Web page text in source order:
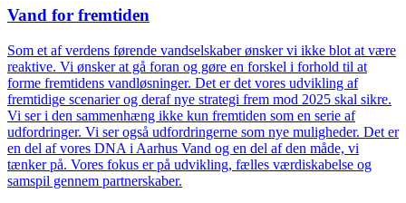
Vand for fremtiden
Som et af verdens førende vandselskaber ønsker vi ikke blot at være
reaktive. Vi ønsker at gå foran og gøre en forskel i forhold til at
forme fremtidens vandløsninger. Det er det vores udvikling af
fremtidige scenarier og deraf nye strategi frem mod 2025 skal sikre.
Vi ser i den sammenhæng ikke kun fremtiden som en serie af
udfordringer. Vi ser også udfordringerne som nye muligheder. Det er
en del af vores DNA i Aarhus Vand og en del af den måde, vi
tænker på. Vores fokus er på udvikling, fælles værdiskabelse og
samspil gennem partnerskaber.